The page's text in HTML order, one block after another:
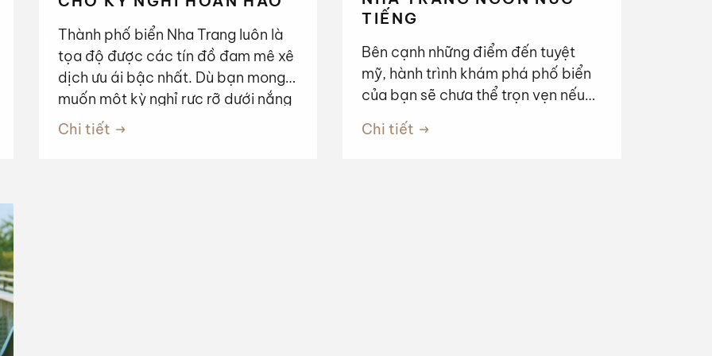
Thành phố biển Nha Trang luôn là
tọa độ được các tín đồ đam mê xê
dịch ưu ái bậc nhất. Dù bạn mong
muốn một kỳ nghỉ rực rỡ dưới nắng
vàng hay một chốn bình yên tĩnh
Chi tiết
TIẾNG
Bên cạnh những điểm đến tuyệt
mỹ, hành trình khám phá phố biển
của bạn sẽ chưa thể trọn vẹn nếu
bỏ qua món bún sứa Nha Trang –
thức quà dân dã mang trọn tinh
Chi tiết